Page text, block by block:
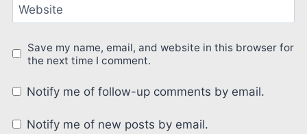
Website
Save my name, email, and website in this browser for
the next time I comment.
Notify me of follow-up comments by email.
Notify me of new posts by email.